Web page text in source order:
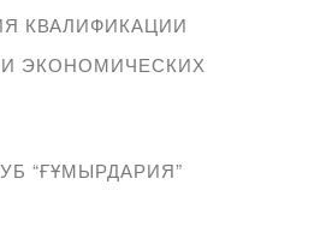
КВАЛИФИКАЦИИ
ЭКОНОМИЧЕСКИХ
“ҒҰМЫРДАРИЯ”